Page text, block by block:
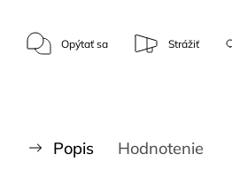
Opýtať sa Strážiť
Popis Hodnotenie